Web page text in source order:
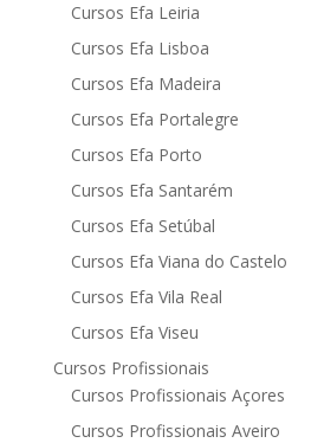
Cursos Efa Leiria
Cursos Efa Lisboa
Cursos Efa Madeira
Cursos Efa Portalegre
Cursos Efa Porto
Cursos Efa Santarém
Cursos Efa Setúbal
Cursos Efa Viana do Castelo
Cursos Efa Vila Real
Cursos Efa Viseu
Cursos Profissionais
Cursos Profissionais Açores
Cursos Profissionais Aveiro